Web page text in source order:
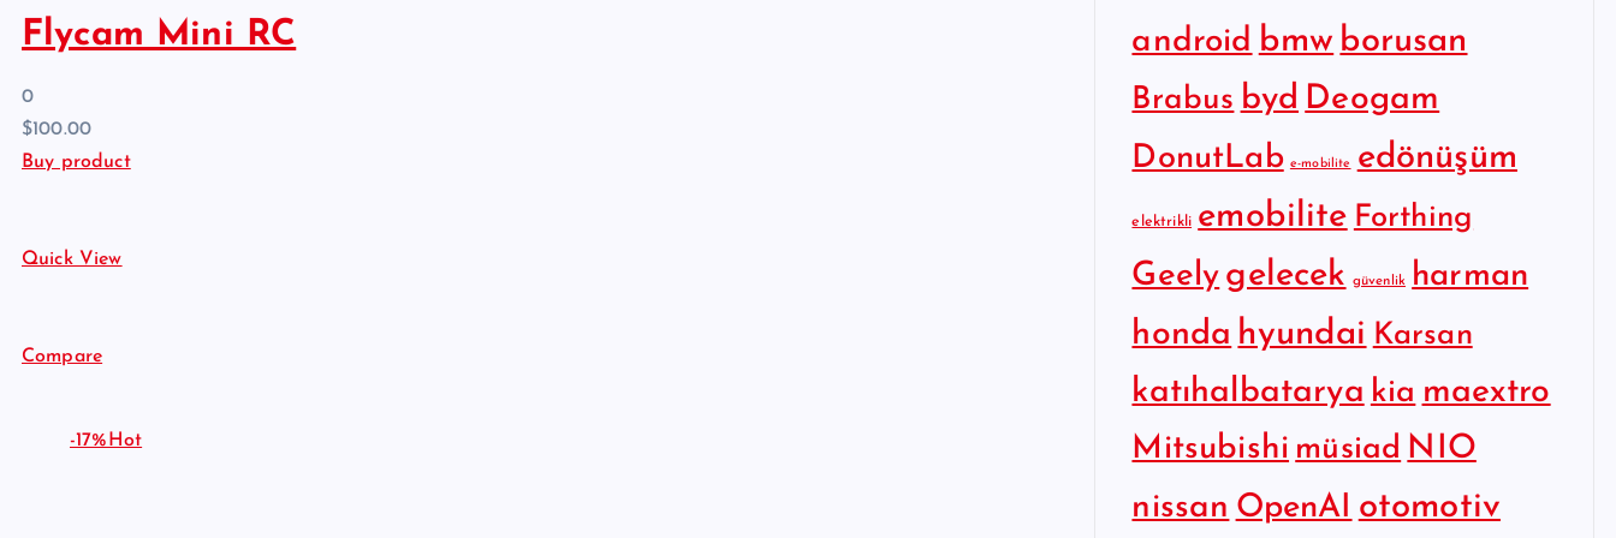
Flycam Mini RC
0
$100.00
Buy product
Quick View
Compare
-17%Hot
android bmw borusan
Brabus byd Deogam
DonutLab e-mobilite edönüşüm
elektrikli emobilite Forthing
Geely gelecek güvenlik harman
honda hyundai Karsan
katıhalbatarya kia maextro
Mitsubishi müsiad NIO
nissan OpenAI otomotiv